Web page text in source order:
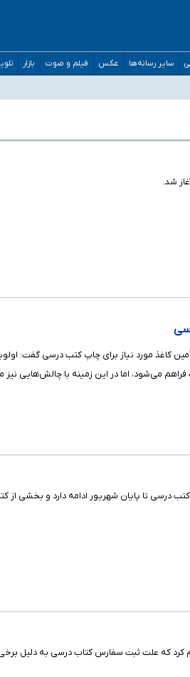
سایر رسانه‌ها عکس فیلم و صوت بازار
نظام سلامت جلوی این رویه را بگیرد
شد.
مورد نیاز برای چاپ کتب درسی گفت:
فراهم می‌شود، اما در این زمینه با
و بخشی از کتاب‌های مهر ۱۴۰۵ از بهمن در انبار استان‌ها و مناطق
که علت ثبت سفارس کتاب درسی به دلیل